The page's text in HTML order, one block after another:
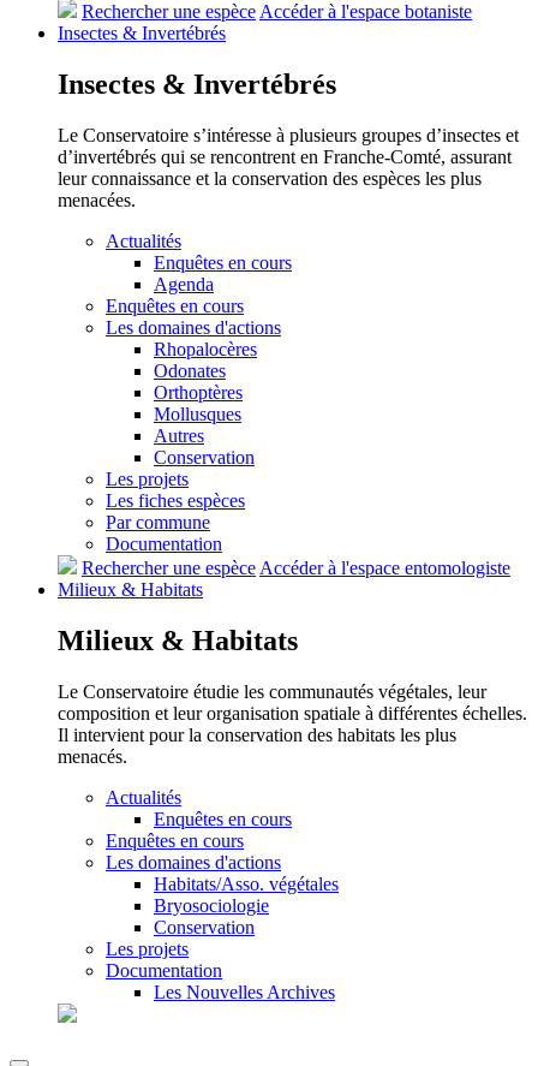
Rechercher une espèceAccéder à l'espace botaniste
Insectes & Invertébrés
Insectes & Invertébrés
Le Conservatoire s’intéresse à plusieurs groupes d’insectes et
d’invertébrés qui se rencontrent en Franche-Comté, assurant
leur connaissance et la conservation des espèces les plus
menacées.
Actualités
Enquêtes en cours
Agenda
Enquêtes en cours
Les domaines d'actions
Rhopalocères
Odonates
Orthoptères
Mollusques
Autres
Conservation
Les projets
Les fiches espèces
Par commune
Documentation
Rechercher une espèce Accéder à l'espace entomologiste
Milieux & Habitats
Milieux & Habitats
Le Conservatoire étudie les communautés végétales, leur
composition et leur organisation spatiale à différentes échelles.
Il intervient pour la conservation des habitats les plus
menacés.
Actualités
Enquêtes en cours
Enquêtes en cours
Les domaines d'actions
Habitats/Asso. végétales
Bryosociologie
Conservation
Les projets
Documentation
Les Nouvelles Archives